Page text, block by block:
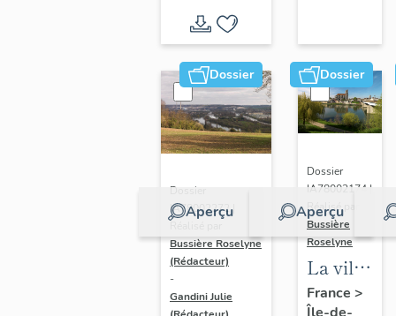
Dossier
Aperçu
Dossier
IA78002272 |
Bussière Roselyne
(Rédacteur)
-
Gandini Julie
Dossier
Aperçu
Dossier
IA78002174 |
Réalisé par
Bussière
Roselyne
La ville
de
France >